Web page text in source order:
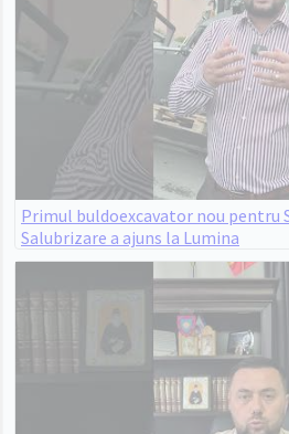
Primul buldoexcavator nou pentru
Salubrizare a ajuns la Lumina